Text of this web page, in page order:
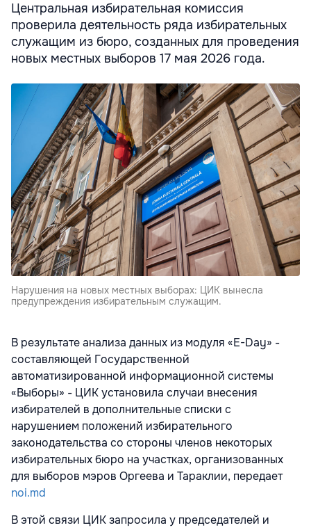
Центральная избирательная комиссия
проверила деятельность ряда избирательных
служащим из бюро, созданных для проведения
новых местных выборов 17 мая 2026 года.
Нарушения на новых местных выборах: ЦИК вынесла
предупреждения избирательным служащим.
В результате анализа данных из модуля «E-Day» -
составляющей Государственной
автоматизированной информационной системы
«Выборы» - ЦИК установила случаи внесения
избирателей в дополнительные списки с
нарушением положений избирательного
законодательства со стороны членов некоторых
избирательных бюро на участках, организованных
для выборов мэров Оргеева и Тараклии, передает
noi.md
В этой связи ЦИК запросила у председателей и